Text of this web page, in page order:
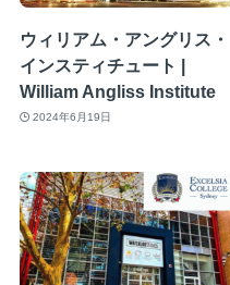
ウィリアム・アングリス・
インスティチュート |
William Angliss Institute
2024年6月19日